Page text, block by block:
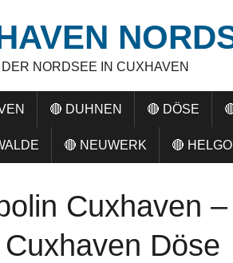
NORDSEE IN CUXHAVEN
🔴 DUHNEN 🔴 DÖSE
🔴 NEUWERK 🔴
Cuxhaven
Döse